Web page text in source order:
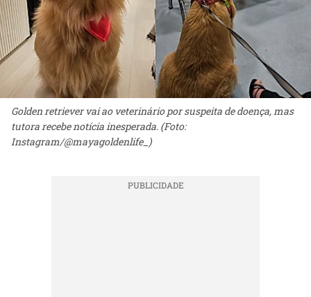
Golden retriever vai ao veterinário por suspeita de doença, mas
tutora recebe notícia inesperada. (Foto:
Instagram/@mayagoldenlife_)